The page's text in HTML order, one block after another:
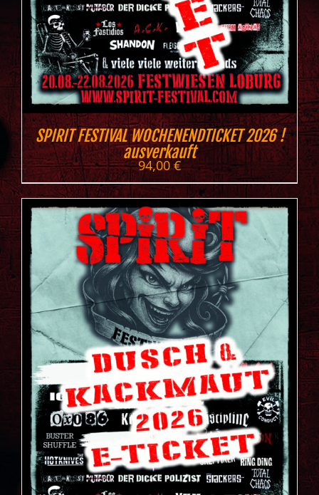
SPIRIT FESTIVAL WOCHENENDTICKET 2026 !
ausverkauft
94,00€